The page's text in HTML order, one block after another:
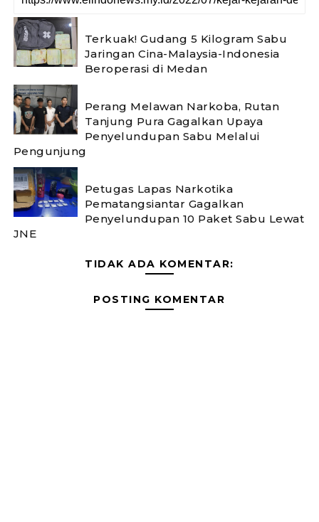
Terkuak! Gudang 5 Kilogram Sabu
Jaringan Cina-Malaysia-Indonesia
Beroperasi di Medan
Perang Melawan Narkoba, Rutan
Tanjung Pura Gagalkan Upaya
Penyelundupan Sabu Melalui
Pengunjung
Petugas Lapas Narkotika
Pematangsiantar Gagalkan
Penyelundupan 10 Paket Sabu Lewat
JNE
TIDAK ADA KOMENTAR:
POSTING KOMENTAR